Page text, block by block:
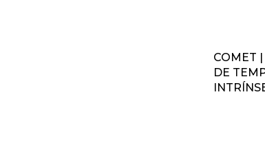
COMET |
DE